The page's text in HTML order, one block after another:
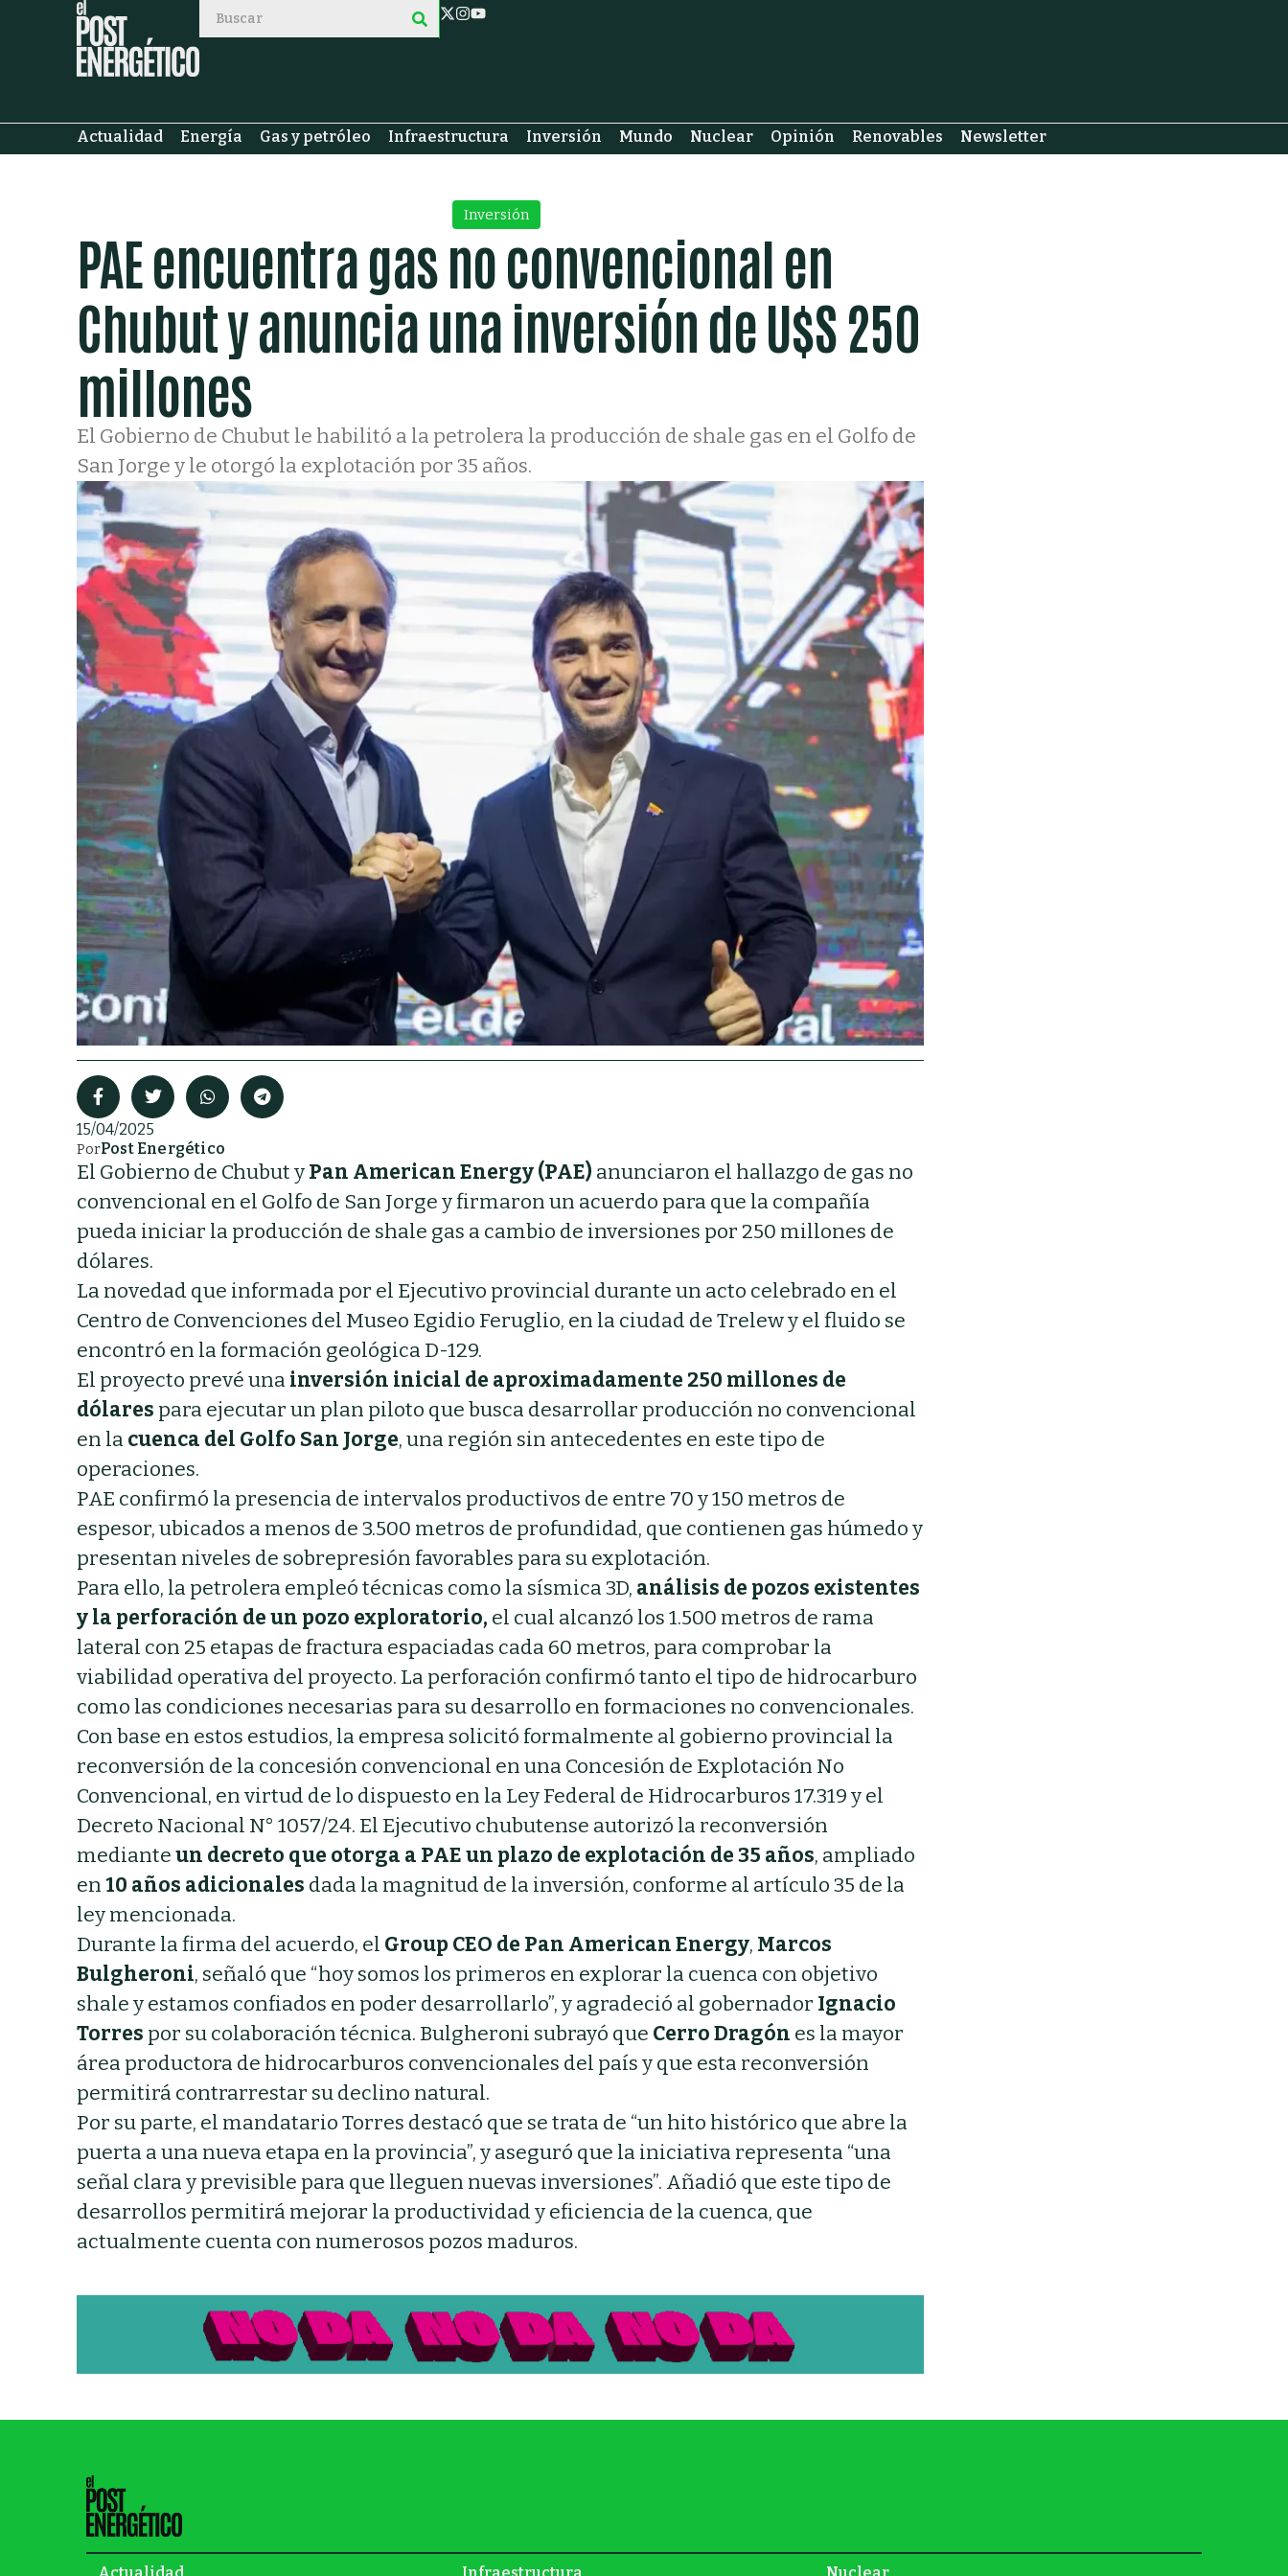
Actualidad Energía Gas y petróleo Infraestructura Inversión Mundo Nuclear Opinión Renovables Newsletter
Inversión
PAE encuentra gas no convencional en
Chubut y anuncia una inversión de U$S 250
millones
El Gobierno de Chubut le habilitó a la petrolera la producción de shale gas en el Golfo de
San Jorge y le otorgó la explotación por 35 años.
15/04/2025
PorPost Energético
El Gobierno de Chubut yPan American Energy (PAE) anunciaron el hallazgo de gas no
convencional en el Golfo de San Jorge y firmaron un acuerdo para que la compañía
pueda iniciar la producción de shale gas a cambio de inversiones por 250 millones de
dólares.
La novedad que informada por el Ejecutivo provincial durante un acto celebrado en el
Centro de Convenciones del Museo Egidio Feruglio, en la ciudad de Trelew y el fluido se
encontró en la formación geológica D-129.
El proyecto prevé una inversión inicial de aproximadamente 250 millones de
dólares para ejecutar un plan piloto que busca desarrollar producción no convencional
en la cuenca del Golfo San Jorge, una región sin antecedentes en este tipo de
operaciones.
PAE confirmó la presencia de intervalos productivos de entre 70 y 150 metros de
espesor, ubicados a menos de 3.500 metros de profundidad, que contienen gas húmedo y
presentan niveles de sobrepresión favorables para su explotación.
Para ello, la petrolera empleó técnicas como la sísmica 3D, análisis de pozos existentes
y la perforación de un pozo exploratorio, el cual alcanzó los 1.500 metros de rama
lateral con 25 etapas de fractura espaciadas cada 60 metros, para comprobar la
viabilidad operativa del proyecto. La perforación confirmó tanto el tipo de hidrocarburo
como las condiciones necesarias para su desarrollo en formaciones no convencionales.
Con base en estos estudios, la empresa solicitó formalmente al gobierno provincial la
reconversión de la concesión convencional en una Concesión de Explotación No
Convencional, en virtud de lo dispuesto en la Ley Federal de Hidrocarburos 17.319 y el
Decreto Nacional N° 1057/24. El Ejecutivo chubutense autorizó la reconversión
medianteun decreto que otorga a PAE un plazo de explotación de 35 años, ampliado
en10 años adicionales dada la magnitud de la inversión, conforme al artículo 35 de la
ley mencionada.
Durante la firma del acuerdo, el Group CEO de Pan American Energy, Marcos
Bulgheroni, señaló que “hoy somos los primeros en explorar la cuenca con objetivo
shale y estamos confiados en poder desarrollarlo”, y agradeció al gobernador Ignacio
Torres por su colaboración técnica. Bulgheroni subrayó que Cerro Dragón es la mayor
área productora de hidrocarburos convencionales del país y que esta reconversión
permitirá contrarrestar su declino natural.
Por su parte, el mandatario Torres destacó que se trata de “un hito histórico que abre la
puerta a una nueva etapa en la provincia”, y aseguró que la iniciativa representa “una
señal clara y previsible para que lleguen nuevas inversiones”. Añadió que este tipo de
desarrollos permitirá mejorar la productividad y eficiencia de la cuenca, que
actualmente cuenta con numerosos pozos maduros.